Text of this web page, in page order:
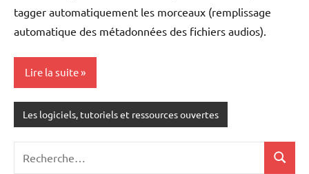
tagger automatiquement les morceaux (remplissage
automatique des métadonnées des fichiers audios).
Lire la suite
Les logiciels, tutoriels et ressources ouvertes